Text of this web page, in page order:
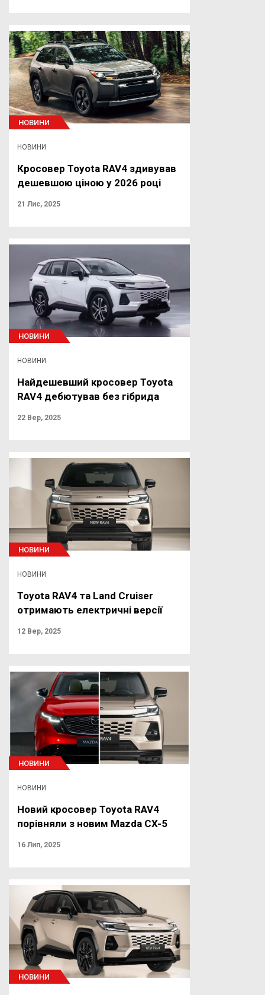
НОВИНИ
НОВИНИ
Кросовер Toyota RAV4 здивував
дешевшою ціною у 2026 році
21 Лис, 2025
НОВИНИ
НОВИНИ
Найдешевший кросовер Toyota
RAV4 дебютував без гібрида
22 Вер, 2025
НОВИНИ
НОВИНИ
Toyota RAV4 та Land Cruiser
отримають електричні версії
12 Вер, 2025
НОВИНИ
НОВИНИ
Новий кросовер Toyota RAV4
порівняли з новим Mazda CX-5
16 Лип, 2025
НОВИНИ